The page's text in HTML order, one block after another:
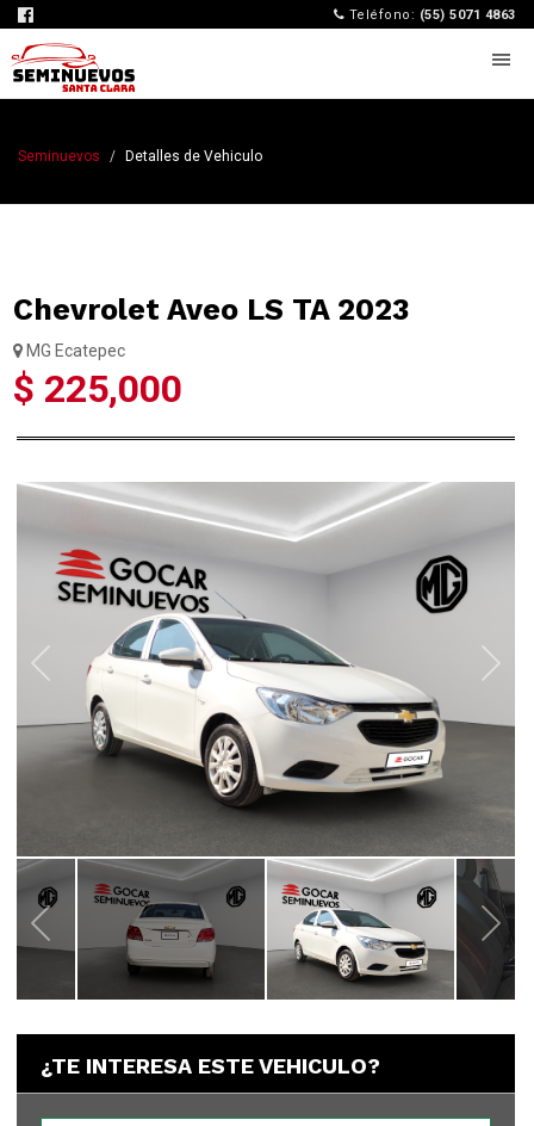
Teléfono: (55) 5071 4863
Seminuevos Detalles de Vehiculo
Chevrolet Aveo LS TA 2023
MG Ecatepec
$ 225,000
¿TE INTERESA ESTE VEHICULO?